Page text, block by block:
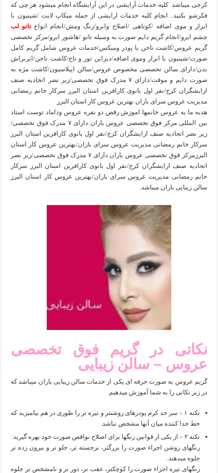
کرجی میباشد کلیه خدمات آرایشی در این آرایشگاه انجام میشود هر چی که
فکرشو بکنید.. انجام کلیه خدمات ارایشی از جمله میکاپ لایت /شینیون با
ابزار و موی اضافه /کوتاهی /اصلاح وابرو/رنگ ومش/انجام انواع تاتو لب
چشم ابرو/انجام گریم دایم صورت به وسیله تاتو /هاشور ابرو/مرکز تخصصی
گریم عروس/کاشت ناخن با پودر ومیکس/خدمات عروس شامل گریم کامل
صورت/شینیون با ابزار وموی اضافه/دیزاین تور و تاج/کاشت ناخن/ایربراش
بدن/دارای سالن تخصصی مخصوص عروس/سالن اپیلاسیون/کاشت مژه به
صورت دایم و موقت/دارای ۷ مدرک فوق تخصصی/زیر نضر اتحادیه صنف
ارایشگران کرج/نفر اول بانوی کارافرین استان البرز سرکار خانم رمضانی
مدیریت عروس سرای باران بهترین عروس کار استان البرز
هدیه ما به عروس خانمها اموزش رقص دو نفره عروس وداماد توست استاد
بین المللی مرکز فوق تخصصی عروس باران دارای ۷ مدرک فوق تخصصی/
زیر نضر اتحادیه صنف ارایشگران کرج/نفر اول بانوی کارافرین استان البرز
سرکار خانم رمضانی مدیریت عروس سرای باران/بهترین عروس کار استان
البرزمرکز فوق تخصصی عروس باران دارای ۷ مدرک فوق تخصصی/زیر نضر
اتحادیه صنف ارایشگران کرج/نفر اول بانوی کارافرین استان البرز سرکار
خانم رمضانی مدیریت عروس سرای باران/بهترین عروس کار استان البرز
سالن زیبایی باران میباشد.
نکاتی در گریم فوق تخصصی
عروس – سالن زیبایی
گریم عروس به صورت حرفه ای یکی از خدمات سالن زیبایی باران میباشد که
در زیر نکاتی را به شما آموزش میدهیم
نکته ۱ – سر حد کرم پودرهای روشنتر و تیره تر را طوری در هم بیامیزید که
خط جدا کننده میان آنها مشخص نباشد.
نکته ۲ – از یکی از قوانین رنگها برای اصلاح نواقص صورت خود بهره گیرید:
رنگهای روشن اجزاء صورت را بزرگتر، برجسته تر، جلو تر و بیرون زده تر
جلوه میدهند.
رنگهای تیره اجزاء صورت را کوچکتر، عقب تر، دور تر و نامشخص تر جلوه